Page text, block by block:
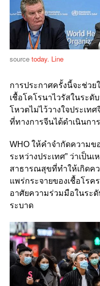
source today. Line
การประกาศครั้งนี้จะช่วย
เชื้อโคโรนาไวรัสในระดั
โหวตไม่ไว้วางใจประเท
ที่ทางการจีนได้ดำเนินกา
WHO ให้คำจำกัดความ
ระหว่างประเทศ” ว่าเป็น
สาธารณสุขที่ทำให้เกิดคว
แพร่กระจายของเชื้อโรค
อาศัยความร่วมมือในระ
ระบาด